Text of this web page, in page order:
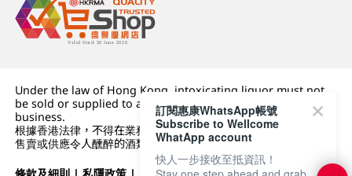
Under the law of Hong Kong, intoxicating liquor must not
be sold or supplied to a minor (under 18) in the course of
business.
根據香港法律，不得在業務過程中，向未成年人 (18 歲以下人士)
售賣或供應令人醺醉的酒類。
訂閱惠康WhatsApp帳號
Subscribe to Wellcome
WhatApp account
快人一步接收至抵資訊！